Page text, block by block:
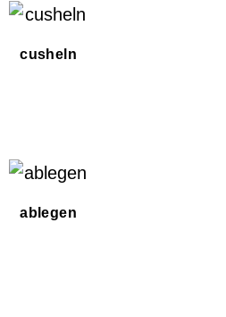
cusheln
ablegen